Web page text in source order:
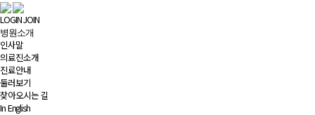
LOGINJOIN
병원소개
인사말
의료진소개
진료안내
둘러보기
찾아오시는 길
In English